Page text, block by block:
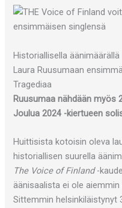
Historiallisella
Laura Ruusumaan
Tragediaa
Ruusumaa nähdään myös
Joulua 2024 -kiertueen
Huittisista kotoisin oleva
historiallisen suurella
The Voice of Finland-
äänisaalista ei ole
Sittemmin